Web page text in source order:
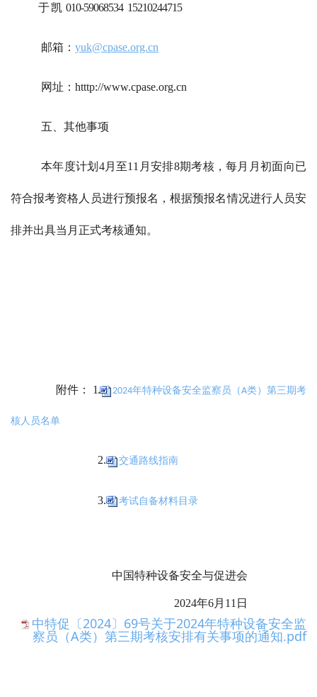
于 凯 010-59068534 15210244715
邮箱： yuk@cpase.org.cn
网址：htttp://www.cpase.org.cn
五、其他事项
本年度计划4月至11月安排8期考核，每月月初面向已
符合报考资格人员进行预报名，根据预报名情况进行人员安
排并出具当月正式考核通知。
附件： 1. 2024年特种设备安全监察员（A类）第三期考
核人员名单
2. 交通路线指南
3. 考试自备材料目录
中国特种设备安全与促进会
2024年6月11日
中特促〔2024〕69号关于2024年特种设备安全监
察员（A类）第三期考核安排有关事项的通知.pdf